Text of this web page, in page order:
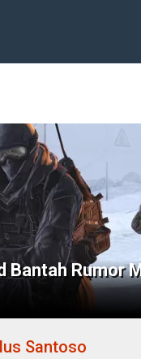
Bantah Rumor
Santoso